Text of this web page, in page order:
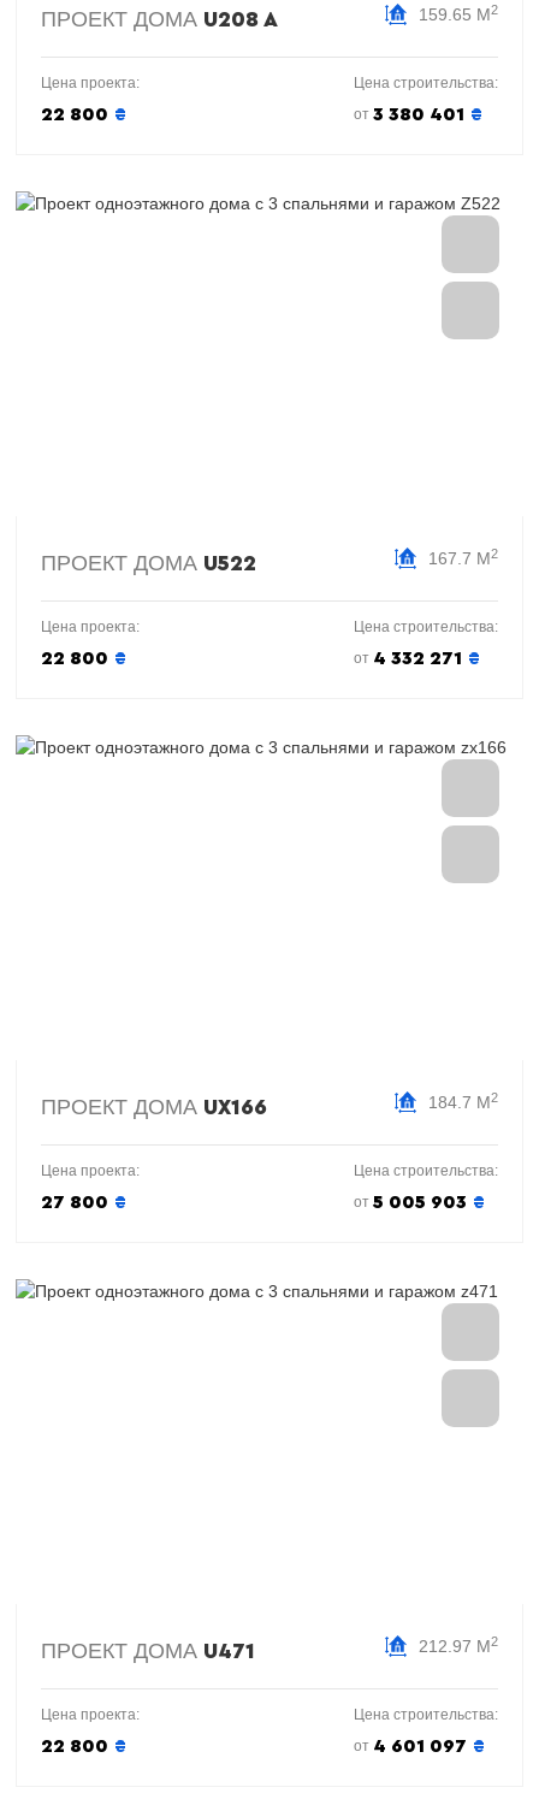
ПРОЕКТ ДОМА U208 A 159.65 М2
Цена проекта:
22 800 ₴
Цена строительства:
от 3 380 401 ₴
ПРОЕКТ ДОМА U522 167.7 М2
Цена проекта:
22 800 ₴
Цена строительства:
от 4 332 271 ₴
ПРОЕКТ ДОМА UX166 184.7 М2
Цена проекта:
27 800 ₴
Цена строительства:
от 5 005 903 ₴
ПРОЕКТ ДОМА U471 212.97 М2
Цена проекта:
22 800 ₴
Цена строительства:
от 4 601 097 ₴